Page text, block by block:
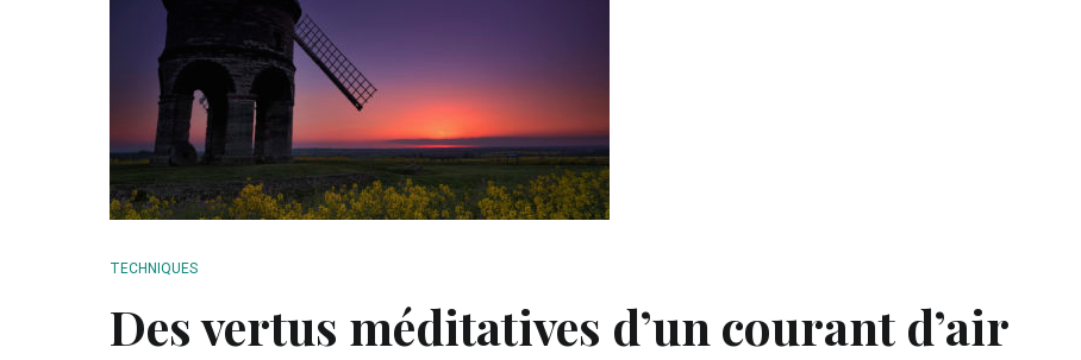
TECHNIQUES
Des vertus méditatives d’un courant d’air